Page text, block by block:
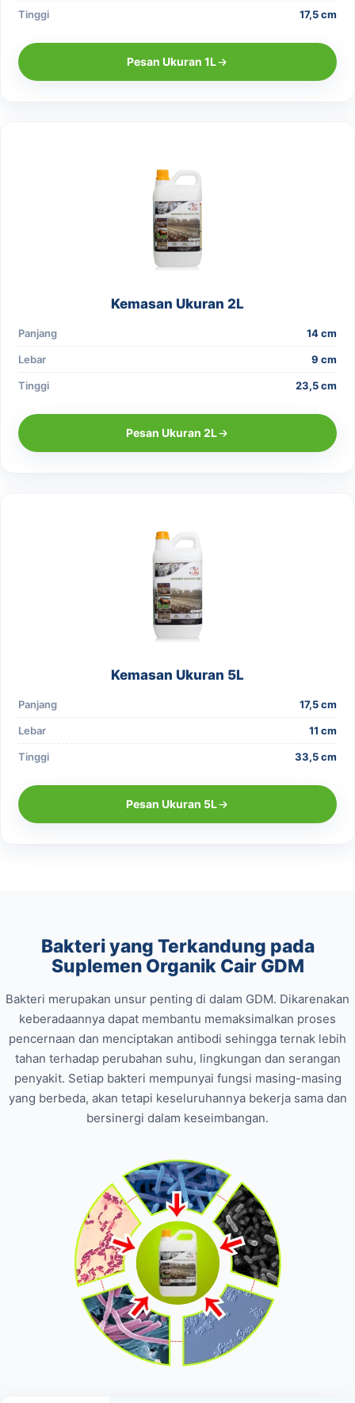
Tinggi 17,5 cm
Pesan Ukuran 1L
Kemasan Ukuran 2L
Panjang 14 cm
Lebar 9 cm
Tinggi 23,5 cm
Pesan Ukuran 2L
Kemasan Ukuran 5L
Panjang 17,5 cm
Lebar 11 cm
Tinggi 33,5 cm
Pesan Ukuran 5L
Bakteri yang Terkandung pada
Suplemen Organik Cair GDM
Bakteri merupakan unsur penting di dalam GDM. Dikarenakan
keberadaannya dapat membantu memaksimalkan proses
pencernaan dan menciptakan antibodi sehingga ternak lebih
tahan terhadap perubahan suhu, lingkungan dan serangan
penyakit. Setiap bakteri mempunyai fungsi masing-masing
yang berbeda, akan tetapi keseluruhannya bekerja sama dan
bersinergi dalam keseimbangan.